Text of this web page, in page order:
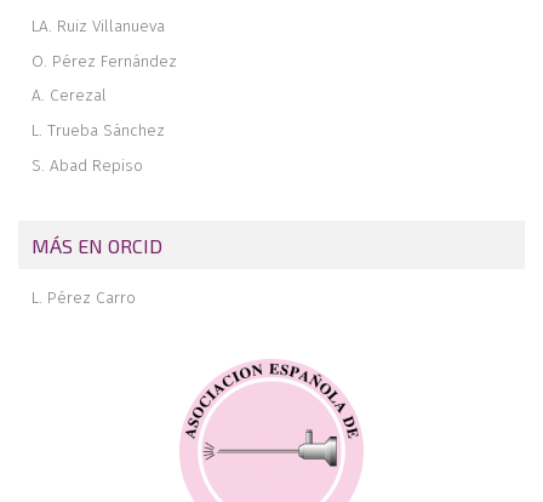
LA. Ruiz Villanueva
O. Pérez Fernández
A. Cerezal
L. Trueba Sánchez
S. Abad Repiso
MÁS EN ORCID
L. Pérez Carro